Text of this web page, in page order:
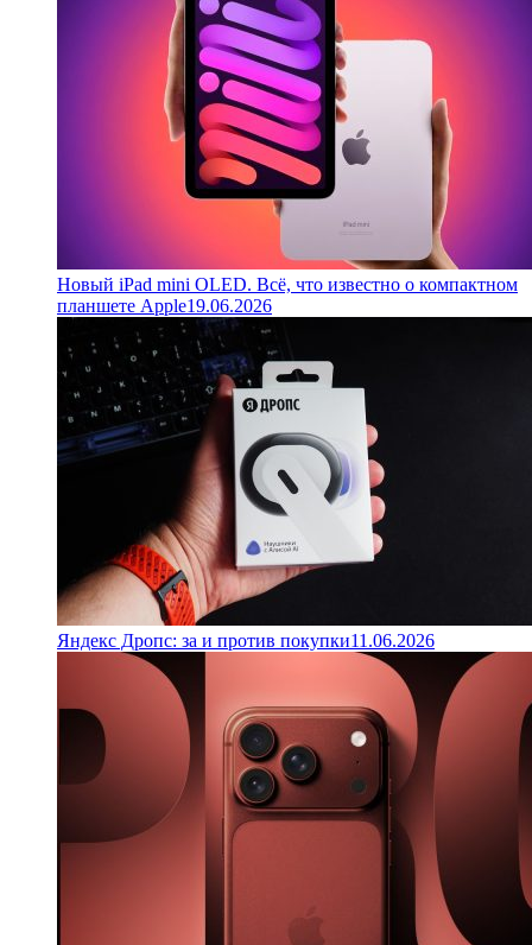
Новый iPad mini OLED. Всё, что известно о компактном
планшете Apple19.06.2026
Яндекс Дропс: за и против покупки11.06.2026